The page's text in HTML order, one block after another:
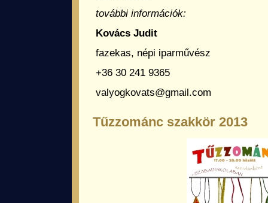
további információk:
Kovács Judit
fazekas, népi iparművész
+36 30 241 9365
valyogkovats@gmail.com
Tűzzománc szakkör 2013